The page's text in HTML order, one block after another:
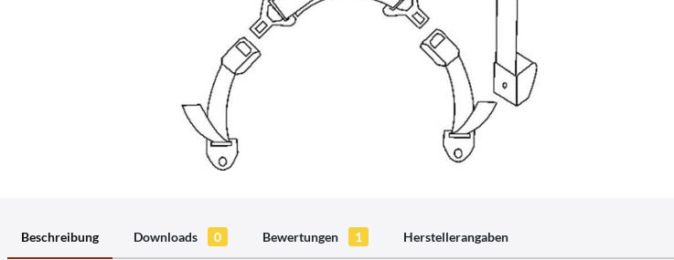
Beschreibung Downloads 0 Bewertungen 1 Herstellerangaben